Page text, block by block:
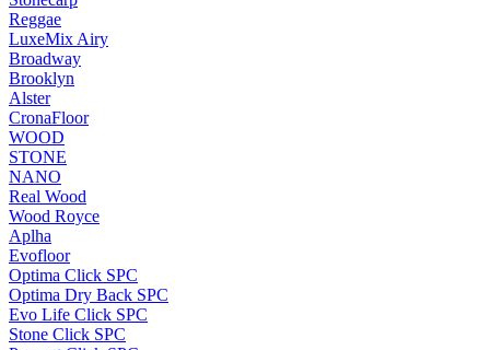
Reggae
LuxeMix Airy
Broadway
Brooklyn
Alster
CronaFloor
WOOD
STONE
NANO
Real Wood
Wood Royce
Aplha
Evofloor
Optima Click SPC
Optima Dry Back SPC
Evo Life Click SPC
Stone Click SPC